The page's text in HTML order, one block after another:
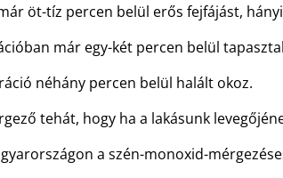
öt-tíz percen belül erős fejfájást,
már egy-két percen belül
néhány percen belül halált okoz.
tehát, hogy ha a lakásunk
a szén-monoxid-